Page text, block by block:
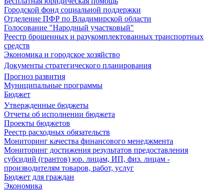
Городской фонд социальной поддержки
Отделение ПФР по Владимирской области
Голосование "Народный участковый"
Реестр брошенных и разукомплектованных транспортных
средств
Экономика и городское хозяйство
Документы стратегического планирования
Прогноз развития
Муниципальные программы
Бюджет
Утвержденные бюджеты
Отчеты об исполнении бюджета
Проекты бюджетов
Реестр расходных обязательств
Мониторинг качества финансового менеджмента
Мониторинг достижения результатов предоставления
субсидий (грантов) юр. лицам, ИП, физ. лицам -
производителям товаров, работ, услуг
Бюджет для граждан
Экономика